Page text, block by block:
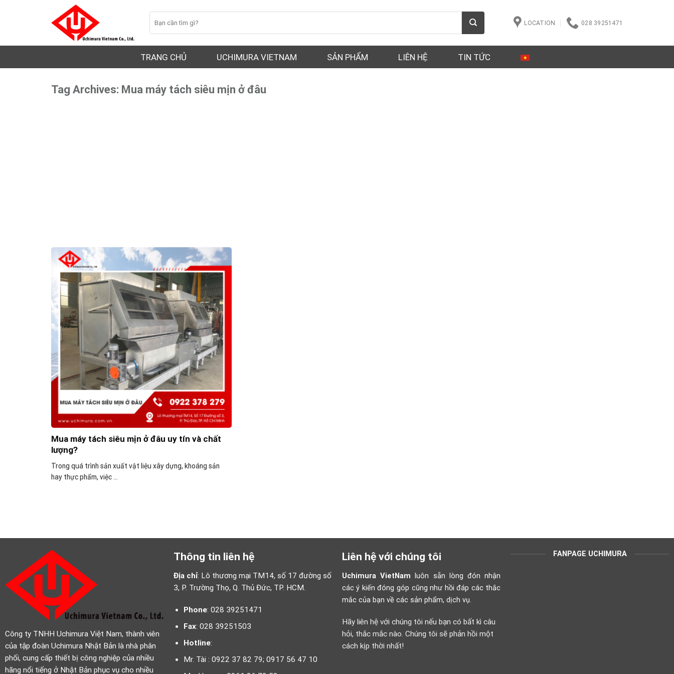
for:
LOCATION 028 39251471
TRANG CHỦ UCHIMURA VIETNAM SẢN PHẨM LIÊN HỆ TIN TỨC
Tag Archives: Mua máy tách siêu mịn ở đâu
Mua máy tách siêu mịn ở đâu uy tín và chất
lượng?
Trong quá trình sản xuất vật liệu xây dựng, khoáng sản
hay thực phẩm, việc ...
Công ty TNHH Uchimura Việt Nam, thành viên
của tập đoàn Uchimura Nhật Bản là nhà phân
phối, cung cấp thiết bị công nghiệp của nhiều
hãng nổi tiếng ở Nhật Bản phục vụ cho nhiều
Thông tin liên hệ
Địa chỉ: Lô thương mại TM14, số 17 đường số
3, P. Trường Thọ, Q. Thủ Đức, TP. HCM.
Phone: 028 39251471
Fax: 028 39251503
Hotline:
Mr. Tài : 0922 37 82 79; 0917 56 47 10
Liên hệ với chúng tôi
Uchimura VietNam luôn sẵn lòng đón nhận
các ý kiến đóng góp cũng như hồi đáp các thắc
mắc của bạn về các sản phẩm, dịch vụ.
Hãy liên hệ với chúng tôi nếu bạn có bất kì câu
hỏi, thắc mắc nào. Chúng tôi sẽ phản hồi một
cách kịp thời nhất!
FANPAGE UCHIMURA